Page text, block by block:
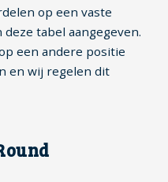
op een vaste
tabel aangegeven.
een andere positie
en wij regelen dit